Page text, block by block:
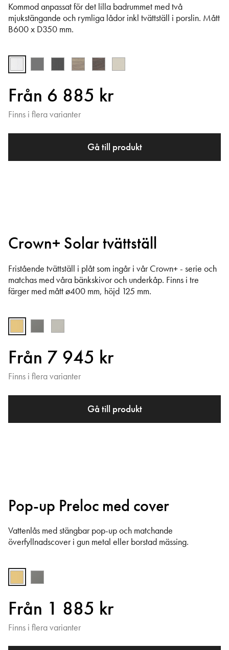
Kommod anpassat för det lilla badrummet med två
mjukstängande och rymliga lådor inkl tvättställ i porslin. Mått
B600 x D350 mm.
Från 6 885 kr
Finns i flera varianter
Gå till produkt
Crown+ Solar tvättställ
Fristående tvättställ i plåt som ingår i vår Crown+ - serie och
matchas med våra bänkskivor och underkåp. Finns i tre
färger med mått ø400 mm, höjd 125 mm.
Från 7 945 kr
Finns i flera varianter
Gå till produkt
Pop-up Preloc med cover
Vattenlås med stängbar pop-up och matchande
överfyllnadscover i gun metal eller borstad mässing.
Från 1 885 kr
Finns i flera varianter